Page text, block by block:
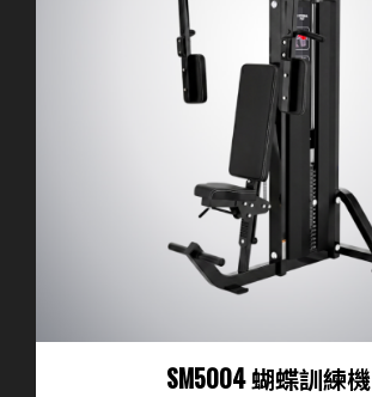
SM5004 蝴蝶訓練機